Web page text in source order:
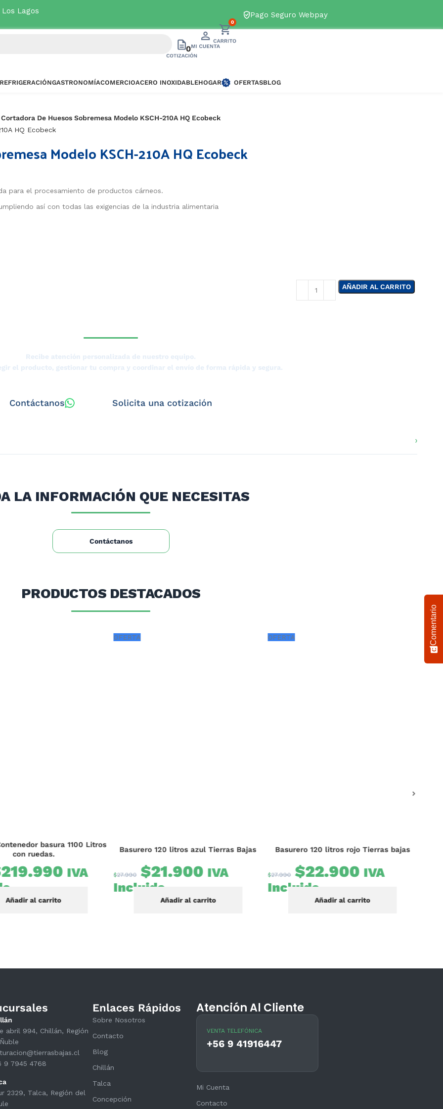
Lagos Ver ofertas disponibles →
Pago Seguro Webpay
0
0
REFRIGERACIÓNGASTRONOMÍACOMERCIOACERO INOXIDABLEHOGAR OFERTASBLOG
De Huesos Sobremesa Modelo KSCH-210A HQ Ecobeck
Modelo KSCH-210A HQ Ecobeck
para el procesamiento de productos cárneos.
así con todas las exigencias de la industria alimentaria
AÑADIR AL CARRITO
Recibe atención personalizada de nuestro equipo.
el producto, gestionar tu compra y coordinar el envío de forma rápida y segura.
Contáctanos Solicita una cotización
fija.LA INFORMACIÓN QUE NECESITAS
Contáctanos
PRODUCTOS DESTACADOS
basura 1100 Litros
con ruedas.
219.990 IVA
Añadir al carrito
OFERTA
Basurero 120 litros azul Tierras Bajas
$27.990 $21.900 IVA
Incluido
Añadir al carrito
OFERTA
Basurero 120 litros rojo Tierras bajas
$27.990 $22.900 IVA
Incluido
Añadir al carrito
abril 994, Chillán, Región
9 7945 4768
2329, Talca, Región del
Enlaces Rápidos
Sobre Nosotros
Contacto
Blog
Chillán
Talca
Concepción
Atención Al Cliente
VENTA TELEFÓNICA
+56 9 41916447
Mi Cuenta
Contacto
Comentario